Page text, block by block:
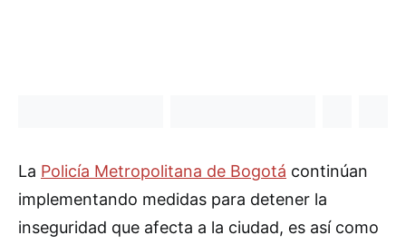
La Policía Metropolitana de Bogotá continúan
implementando medidas para detener la
inseguridad que afecta a la ciudad, es así como